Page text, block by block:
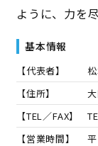
ように、力を
基本情報
【代表者】
【住所】
【TEL／FAX】
【営業時間】